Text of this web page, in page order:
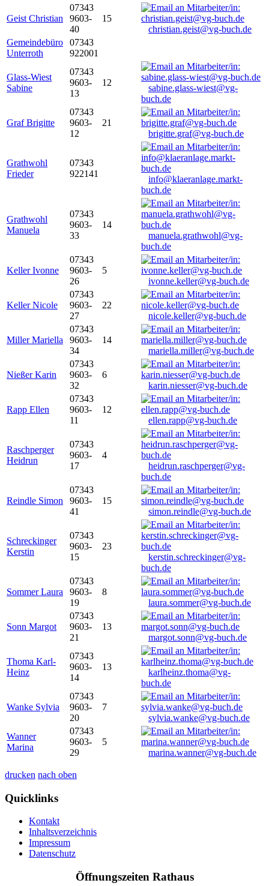
Geist Christian
07343
9603-
40
15
christian.geist@vg-buch.de
Gemeindebüro
Unterroth
07343
922001
Glass-Wiest
Sabine
07343
9603-
13
12
sabine.glass-wiest@vg-
buch.de
Graf Brigitte
07343
9603-
12
21
brigitte.graf@vg-buch.de
Grathwohl
Frieder
07343
922141
info@klaeranlage.markt-
buch.de
Grathwohl
Manuela
07343
9603-
33
14
manuela.grathwohl@vg-
buch.de
Keller Ivonne
07343
9603-
26
5
ivonne.keller@vg-buch.de
Keller Nicole
07343
9603-
27
22
nicole.keller@vg-buch.de
Miller Mariella
07343
9603-
34
14
mariella.miller@vg-buch.de
Nießer Karin
07343
9603-
32
6
karin.niesser@vg-buch.de
Rapp Ellen
07343
9603-
11
12
ellen.rapp@vg-buch.de
Raschperger
Heidrun
07343
9603-
17
4
heidrun.raschperger@vg-
buch.de
Reindle Simon
07343
9603-
41
15
simon.reindle@vg-buch.de
Schreckinger
Kerstin
07343
9603-
15
23
kerstin.schreckinger@vg-
buch.de
Sommer Laura
07343
9603-
19
8
laura.sommer@vg-buch.de
Sonn Margot
07343
9603-
21
13
margot.sonn@vg-buch.de
Thoma Karl-
Heinz
07343
9603-
14
13
karlheinz.thoma@vg-
buch.de
Wanke Sylvia
07343
9603-
20
7
sylvia.wanke@vg-buch.de
Wanner
Marina
07343
9603-
29
5
marina.wanner@vg-buch.de
drucken nach oben
Quicklinks
Kontakt
Inhaltsverzeichnis
Impressum
Datenschutz
Öffnungszeiten Rathaus